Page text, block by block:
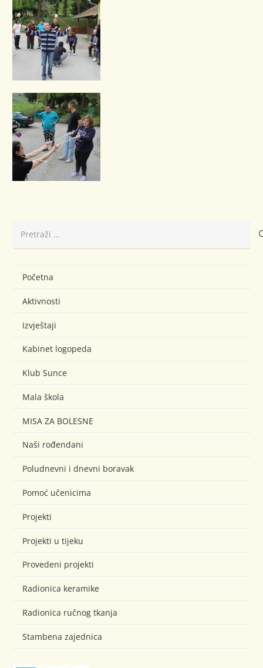
Početna
Aktivnosti
Izvještaji
Kabinet logopeda
Klub Sunce
Mala škola
MISA ZA BOLESNE
Naši rođendani
Poludnevni i dnevni boravak
Pomoć učenicima
Projekti
Projekti u tijeku
Provedeni projekti
Radionica keramike
Radionica ručnog tkanja
Stambena zajednica